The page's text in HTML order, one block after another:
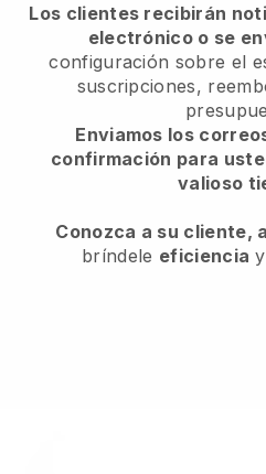
Los clientes recibirán
electrónico o se
configuración sobre el
suscripciones,
Enviamos los
confirmación para
valioso
Conozca a su cliente,
bríndele eficiencia